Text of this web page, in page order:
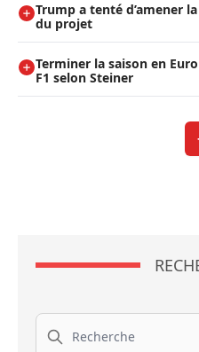
Trump a tenté d’amener
du projet
Terminer la saison en
F1 selon Steiner
Recherche